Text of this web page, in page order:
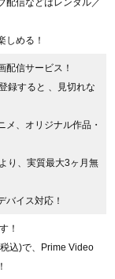
配信などはレンタル／
しめる！
配信サービス！
録すると 、見切れな
メ、オリジナル作品・
り、実質最大3ヶ月無
バイス対応！
！
込)で、Prime Video